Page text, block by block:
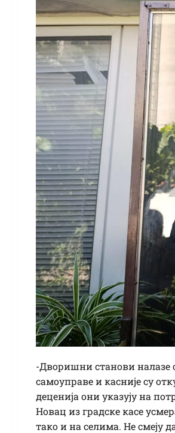
-Дворишни станови налазе
самоуправе и касније су
деценија они указују на
Новац из градске касе
тако и на селима. Не смеју